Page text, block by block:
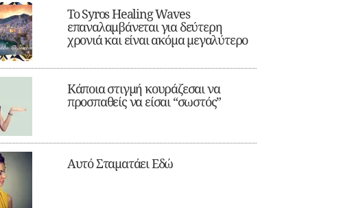
Το Syros Healing Waves
επαναλαμβάνεται για δεύτερη
χρονιά και είναι ακόμα μεγαλύτερο
Κάποια στιγμή κουράζεσαι να
προσπαθείς να είσαι “σωστός”
Αυτό Σταματάει Εδώ